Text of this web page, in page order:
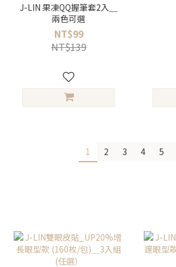
J-LIN 果凍QQ握筆套2入＿
兩色可選
NT$99
NT$139
1 2 3 4 5